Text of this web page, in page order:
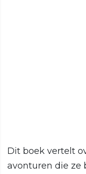
Dit boek vertelt
avonturen die ze